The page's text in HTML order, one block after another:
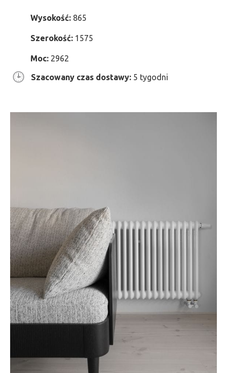
Wysokość: 865
Szerokość: 1575
Moc: 2962
Szacowany czas dostawy: 5 tygodni